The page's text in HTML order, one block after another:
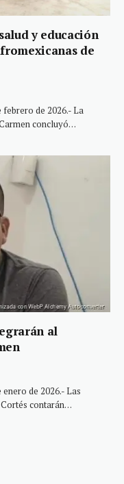
y educación
de
febrero de 2026.- La
concluyó…
al
de 2026.- Las
contarán…